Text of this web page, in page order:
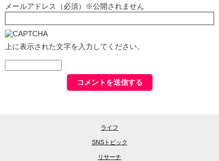
メールアドレス（必須）※公開されません
上に表示された文字を入力してください。
ライフ
SNSトピック
リサーチ